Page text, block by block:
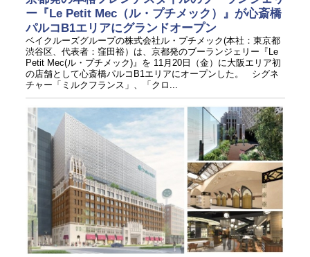
ー『Le Petit Mec（ル・プチメック）』が心斎橋
パルコB1エリアにグランドオープン
ベイクルーズグループの株式会社ル・プチメック(本社：東京都
渋谷区、代表者：窪田裕）は、京都発のブーランジェリー『Le
Petit Mec(ル・プチメック)』を 11月20日（金）に大阪エリア初
の店舗として心斎橋パルコB1エリアにオープンした。 シグネ
チャー「ミルクフランス」、「クロ...